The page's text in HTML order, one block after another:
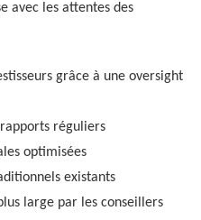
avec les attentes des
grâce à une oversight
réguliers
optimisées
existants
large par les conseillers